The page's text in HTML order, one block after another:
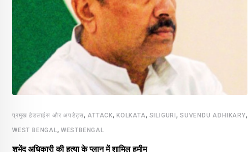
प्रमुख हेडलाइंस और अपडेट्स, ATTACK,KOLKATA, SILIGURI,SUVENDU ADHIKARY,
WEST BENGAL , WESTBENGAL
शुभेंदु अधिकारी की हत्या के प्लान में शामिल हमीम